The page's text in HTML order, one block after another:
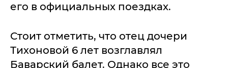
его в официальных поездках.
Стоит отметить, что отец дочери
Тихоновой 6 лет возглавлял
Баварский балет. Однако все это